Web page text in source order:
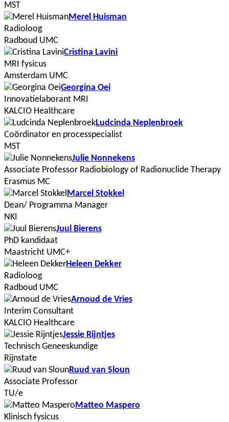
MST
Merel Huisman
Radioloog
Radboud UMC
Cristina Lavini
MRI fysicus
Amsterdam UMC
Georgina Oei
Innovatielaborant MRI
KALCIO Healthcare
Ludcinda Neplenbroek
Coördinator en processpecialist
MST
Julie Nonnekens
Associate Professor Radiobiology of Radionuclide Therapy
Erasmus MC
Marcel Stokkel
Dean/ Programma Manager
NKI
Juul Bierens
PhD kandidaat
Maastricht UMC+
Heleen Dekker
Radioloog
Radboud UMC
Arnoud de Vries
Interim Consultant
KALCIO Healthcare
Jessie Rijntjes
Technisch Geneeskundige
Rijnstate
Ruud van Sloun
Associate Professor
TU/e
Matteo Maspero
Klinisch fysicus